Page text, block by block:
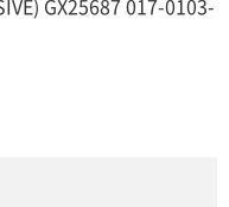
GX25687 017-0103-